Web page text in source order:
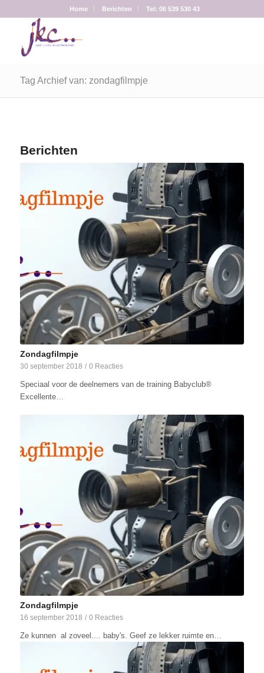
Home Berichten Tel: 06 539 530 43
Tag Archief van: zondagfilmpje
Berichten
Zondagfilmpje
30 september 2018 / 0 Reacties
Speciaal voor de deelnemers van de training Babyclub®
Excellente…
Zondagfilmpje
16 september 2018 / 0 Reacties
Ze kunnen al zoveel.... baby's. Geef ze lekker ruimte en…